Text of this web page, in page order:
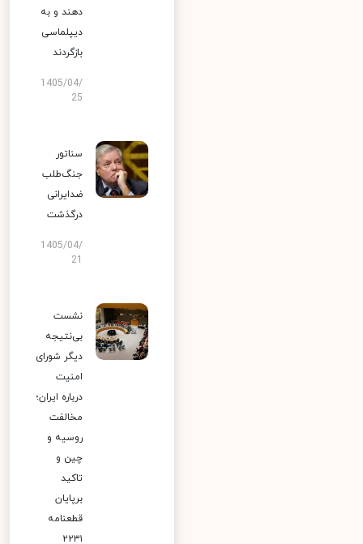
دهند و به
دیپلماسی
بازگردند
1405/04/
25
سناتور
جنگ‌طلب
ضدایرانی
درگذشت
1405/04/
نشست
بی‌نتیجه
دیگر شورای
امنیت
درباره ایران؛
مخالفت
روسیه و
چین و
تاکید
برپایان
قطعنامه
۲۲۳۱